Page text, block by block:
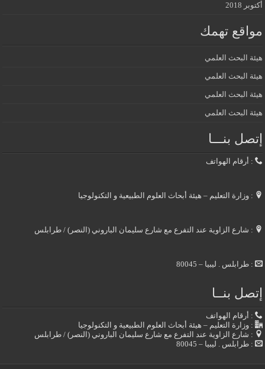
أكتوبر 2018
مواقع تهمك
هيئة البحث العلمي
هيئة البحث العلمي
هيئة البحث العلمي
هيئة البحث العلمي
إتصل بنـــا
: أرقام الهواتف
: وزارة التعليم – هيئة أبحاث العلوم الطبيعية و التكنولوجيا
: شارع الزاوية عند التفرع مع شارع سليمان الباروني (النصر) / طرابلس
: طرابلس . ليبيا – 80045
إتصل بنــا
: أرقام الهواتف
: وزارة التعليم – هيئة أبحاث العلوم الطبيعية و التكنولوجيا
: شارع الزاوية عند التفرع مع شارع سليمان الباروني (النصر) / طرابلس
: طرابلس . ليبيا – 80045